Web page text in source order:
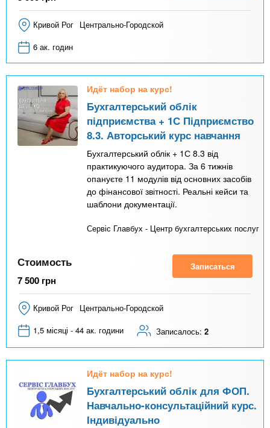
Кривой Рог Центрально-Городской
6 ак. годин
Идёт набор на курс!
Бухгалтерський облік
підприємства + 1С Підприємство
8.3. Авторський курс навчання
Бухгалтерський облік + 1С 8.3 від
практикуючого аудитора. За 6 тижнів
опануєте 11 модулів від основних засобів
до фінансової звітності. Реальні кейси та
шаблони документації.
Сервіс Главбух - Центр бухгалтерських послуг
Стоимость
7 500 грн
Записаться
Кривой Рог Центрально-Городской
1,5 місяці - 44 ак. години
Записалось: 2
Идёт набор на курс!
Бухгалтерський облік для ФОП.
Навчально-консультаційний курс.
Індивідуально